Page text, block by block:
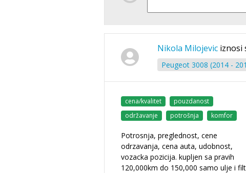
Nikola Milojevic iznosi
Peugeot 3008 (2014 -
cena/kvalitet
pouzdanost
održavanje
potrošnja komfor
Potrosnja, preglednost, cene
odrzavanja, cena auta, udobnost,
vozacka pozicija. kupljen sa pravih
120,000km do 150,000 samo ulje i